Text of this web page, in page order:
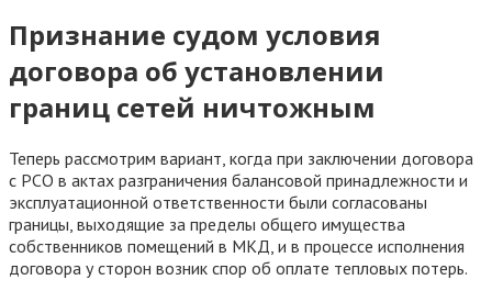
Признание судом условия
договора об установлении
границ сетей ничтожным
Теперь рассмотрим вариант, когда при заключении договора
с РСО в актах разграничения балансовой принадлежности и
эксплуатационной ответственности были согласованы
границы, выходящие за пределы общего имущества
собственников помещений в МКД, и в процессе исполнения
договора у сторон возник спор об оплате тепловых потерь.